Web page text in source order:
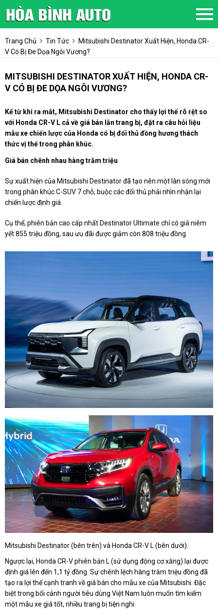
Trang Chủ Tin Tức
Mitsubishi Destinator Xuất Hiện, Honda CR-
V Có Bị Đe Dọa Ngôi Vương?
MITSUBISHI DESTINATOR XUẤT HIỆN, HONDA CR-
V CÓ BỊ ĐE DỌA NGÔI VƯƠNG?
Kể từ khi ra mắt, Mitsubishi Destinator cho thấy lợi thế rõ rệt so
với Honda CR-V L cả về giá bán lẫn trang bị, đặt ra câu hỏi liệu
mẫu xe chiến lược của Honda có bị đối thủ đồng hương thách
thức vị thế trong phân khúc.
Giá bán chênh nhau hàng trăm triệu
Sự xuất hiện của Mitsubishi Destinator đã tạo nên một làn sóng mới
trong phân khúc C-SUV 7 chỗ, buộc các đối thủ phải nhìn nhận lại
chiến lược định giá.
Cụ thể, phiên bản cao cấp nhất Destinator Ultimate chỉ có giá niêm
yết 855 triệu đồng, sau ưu đãi được giảm còn 808 triệu đồng.
Mitsubishi Destinator (bên trên) và Honda CR-V L (bên dưới).
Ngược lại, Honda CR-V phiên bản L (sử dụng động cơ xăng) lại được
định giá lên đến 1,1 tỷ đồng. Sự chênh lệch hàng trăm triệu đồng đã
tạo ra lợi thế cạnh tranh về giá bán cho mẫu xe của Mitsubishi. Đặc
biệt trong bối cảnh người tiêu dùng Việt Nam luôn muốn tìm kiếm
một mẫu xe giá tốt, nhiều trang bị tiện nghi.